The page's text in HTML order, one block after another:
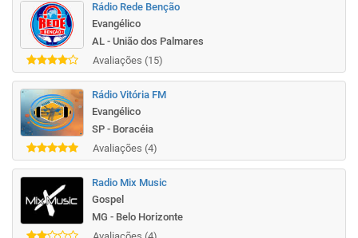
Rádio Rede Benção
Evangélico
AL - União dos Palmares
Avaliações (15)
Rádio Vitória FM
Evangélico
SP - Boracéia
Avaliações (4)
Radio Mix Music
Gospel
MG - Belo Horizonte